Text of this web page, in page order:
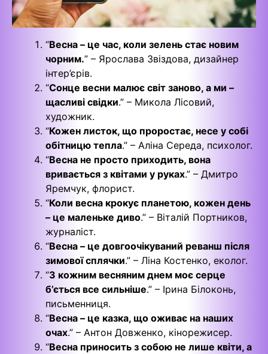
“Весна – це час, коли зелень стає новим
чорним.” – Ярослава Звіздова, дизайнер
інтер’єрів.
“Сонце весни малює світ заново, а ми –
щасливі свідки.” – Микола Лісовий,
художник.
“Кожен листок, що проростає, несе у собі
обітницю тепла.” – Аліна Середа, психолог.
“Весна не просто приходить, вона
вривається з квітами у руках.” – Дмитро
Яремчук, флорист.
“Коли весна крокує планетою, кожен день
– це маленьке диво.” – Віталій Портников,
журналіст.
“Весна – це довгоочікуваний реванш після
зимової сплячки.” – Ліна Костенко, еколог.
“З кожним весняним днем моє серце
б’ється все сильніше.” – Ірина Білоконь,
письменниця.
“Весна – це казка, що оживає на наших
очах.” – Антон Довженко, кінорежисер.
“Весна приносить з собою не лише квіти, а